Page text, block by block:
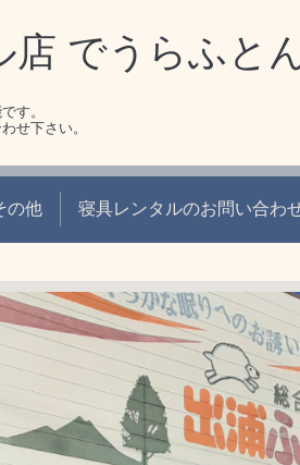
店 でうらふと
す。
せ下さい。
の他 寝具レンタルのお問い合わ